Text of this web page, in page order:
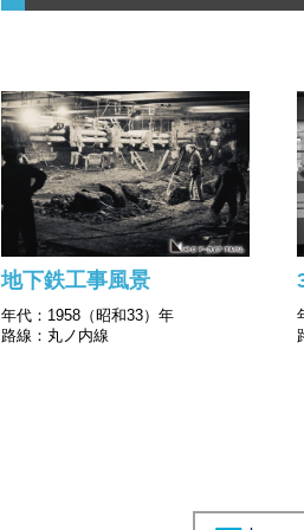
地下鉄工事風景
年代：1958（昭和33）年
路線：丸ノ内線